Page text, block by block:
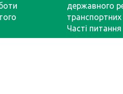
державного
транспортних
Часті питання